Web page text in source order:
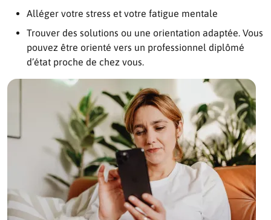
Alléger votre stress et votre fatigue mentale
Trouver des solutions ou une orientation adaptée. Vous
pouvez être orienté vers un professionnel diplômé
d’état proche de chez vous.